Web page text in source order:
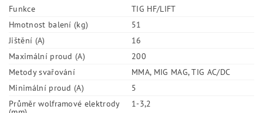
Funkce
TIG HF/LIFT
Hmotnost balení (kg)
51
Jištění (A)
16
Maximální proud (A)
200
Metody svařování
MMA, MIG MAG, TIG AC/DC
Minimální proud (A)
5
Průměr wolframové elektrody
1-3,2